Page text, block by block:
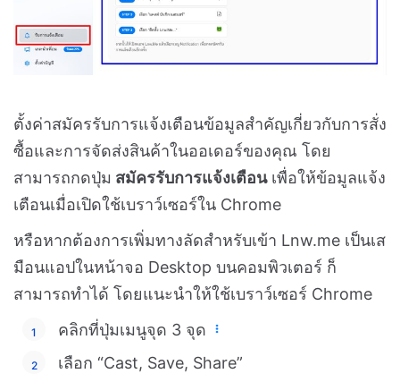
ตั้งค่าสมัครรับการแจ้งเตือนข้อมูลสำคัญเกี่ยวกับการสั่ง
ซื้อและการจัดส่งสินค้าในออเดอร์ของคุณ โดย
สามารถกดปุ่ม สมัครรับการแจ้งเตือน เพื่อให้ข้อมูลแจ้ง
เตือนเมื่อเปิดใช้เบราว์เซอร์ใน Chrome
หรือหากต้องการเพิ่มทางลัดสำหรับเข้า Lnw.me เป็นเส
มือนแอปในหน้าจอ Desktop บนคอมพิวเตอร์ ก็
สามารถทำได้ โดยแนะนำให้ใช้เบราว์เซอร์ Chrome
คลิกที่ปุ่มเมนูจุด 3 จุด
เลือก “Cast, Save, Share”